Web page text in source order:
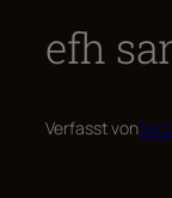
efh
Verfasst von